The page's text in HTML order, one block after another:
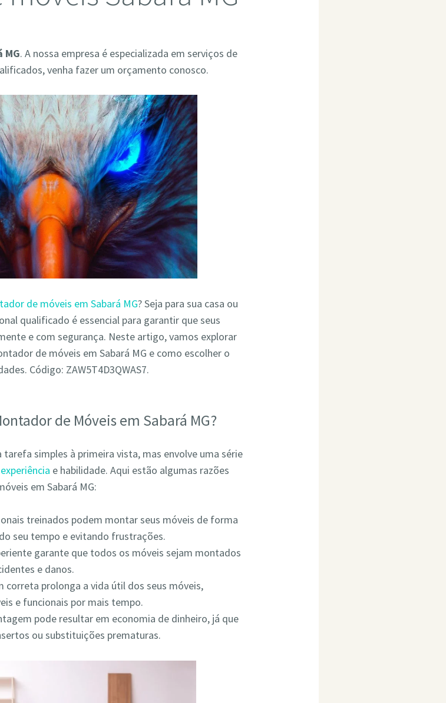
MG. A nossa empresa é especializada em serviços de
venha fazer um orçamento conosco.
de móveis em Sabará MG? Seja para sua casa ou
qualificado é essencial para garantir que seus
e com segurança. Neste artigo, vamos explorar
de móveis em Sabará MG e como escolher o
Código: ZAW5T4D3QWAS7.
de Móveis em Sabará MG?
simples à primeira vista, mas envolve uma série
e habilidade. Aqui estão algumas razões
em Sabará MG:
treinados podem montar seus móveis de forma
seu tempo e evitando frustrações.
garante que todos os móveis sejam montados
e danos.
correta prolonga a vida útil dos seus móveis,
e funcionais por mais tempo.
pode resultar em economia de dinheiro, já que
ou substituições prematuras.